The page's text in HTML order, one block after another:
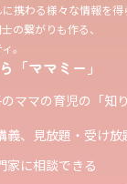
携わる様々な情報を得
の繋がりも作る、
。
「ママミー」
ママの育児の「知
義、見放題・受け放
家に相談できる